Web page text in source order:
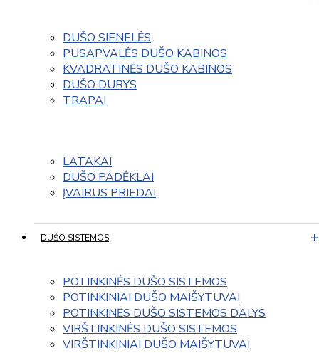
DUŠO SIENELĖS
PUSAPVALĖS DUŠO KABINOS
KVADRATINĖS DUŠO KABINOS
DUŠO DURYS
TRAPAI
LATAKAI
DUŠO PADĖKLAI
ĮVAIRUS PRIEDAI
DUŠO SISTEMOS
POTINKINĖS DUŠO SISTEMOS
POTINKINIAI DUŠO MAIŠYTUVAI
POTINKINĖS DUŠO SISTEMOS DALYS
VIRŠTINKINĖS DUŠO SISTEMOS
VIRŠTINKINIAI DUŠO MAIŠYTUVAI